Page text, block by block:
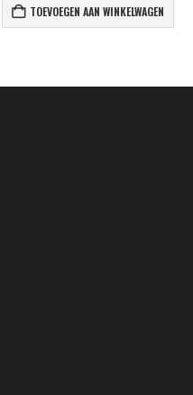
TOEVOEGEN AAN WINKELWAGEN